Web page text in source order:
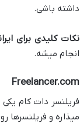
داشته باشی.
نکات کلیدی برای
انجام میشه.
Freelancer.com
فریلنسر دات کام
میذاره و فریلنسرها